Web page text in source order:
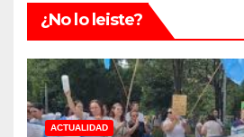
¿No lo leiste?
ACTUALIDAD